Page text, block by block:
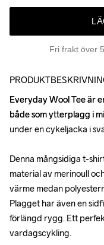
Fri frakt över
Everyday Wool Tee är
både som ytterplagg i
under en cykeljacka i
Denna mångsidiga t-
material av merinoull
värme medan
Plagget har även en
förlängd rygg. Ett
vardagscykling.
Everyday Wool Tee är
både som ytterplagg i
under en cykeljacka i
Denna mångsidiga t-
material av merinoull
värme medan
Plagget har även en
förlängd rygg. Ett
vardagscykling.